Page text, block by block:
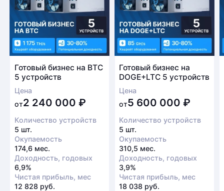
Готовый бизнес на BTC
5 устройств
Цена
от2 240 000 ₽
Количество устройств
5 шт.
Окупаемость
174,6 мес.
Доходность, годовых
6,9%
Чистая прибыль, мес
12 828 руб.
Готовый бизнес на
DOGE+LTC 5 устройств
Цена
от5 600 000₽
Количество устройств
5 шт.
Окупаемость
310,5 мес.
Доходность, годовых
3,9%
Чистая прибыль, мес
18 038 руб.